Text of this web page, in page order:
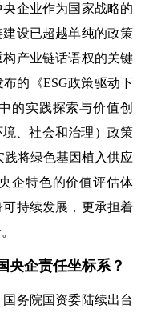
企业作为国家战略的
设已超越单纯的政策
产业链话语权的关键
的《ESG政策驱动下
的实践探索与价值创
、社会和治理）政策
将绿色基因植入供应
企特色的价值评估体
持续发展，更承担着
央企责任坐标系？
务院国资委陆续出台